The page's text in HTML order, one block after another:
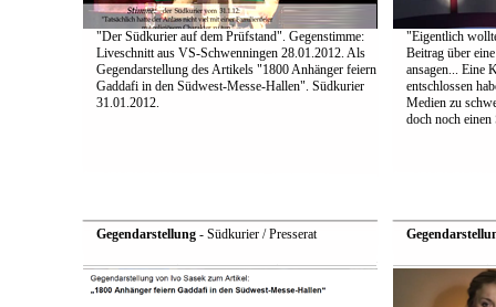
"Der Südkurier auf dem Prüfstand". Gegenstimme:
Liveschnitt aus VS-Schwenningen 28.01.2012. Als
Gegendarstellung des Artikels "1800 Anhänger feiern
Gaddafi in den Südwest-Messe-Hallen". Südkurier
31.01.2012.
"Eigentlich
Beitrag über
ansagen... Eine
entschlossen
Medien zu
doch noch
Gegendarstellung- Südkurier / Presserat